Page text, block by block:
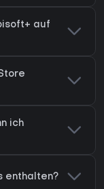
auf
ich
enthalten?